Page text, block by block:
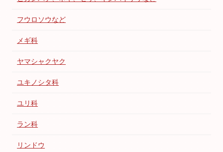
フウロソウなど
メギ科
ヤマシャクヤク
ユキノシタ科
ユリ科
ラン科
リンドウ